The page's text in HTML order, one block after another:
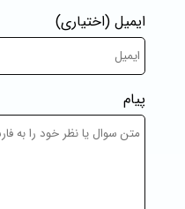
ایمیل (اختیاری)
پیام